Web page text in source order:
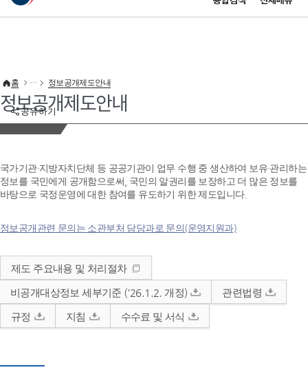
이 누리집은 대한민국 공식 전자정부 누리집입니다.
공유하기
홈 정보공개제도안내
정보공개제도안내
국가기관·지방자치단체 등 공공기관이 업무 수행 중 생산하여 보유·관리하는
정보를 국민에게 공개함으로써, 국민의 알권리를 보장하고 더 많은 정보를
바탕으로 국정운영에 대한 참여를 유도하기 위한 제도입니다.
정보공개관련 문의는 소관부처 담당과로 문의(운영지원과)
제도 주요내용 및 처리절차
비공개대상정보 세부기준 ('26.1.2. 개정) 관련법령
규정 지침 수수료 및 서식